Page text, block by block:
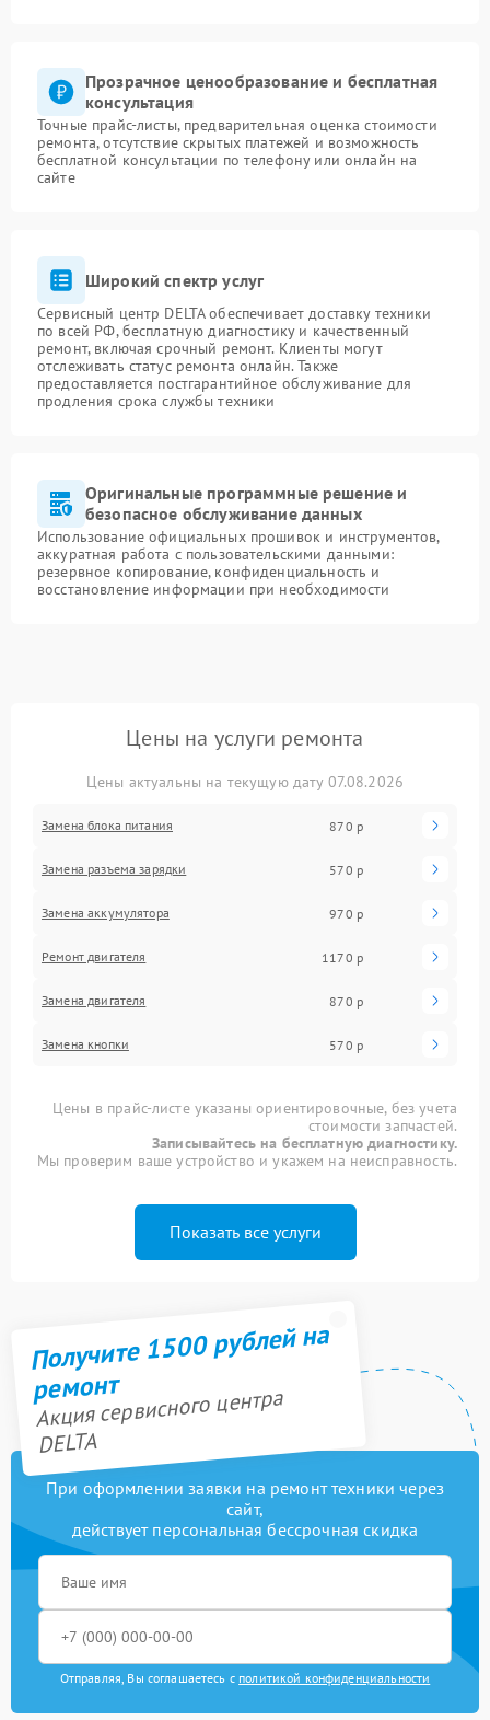
Прозрачное ценообразование и бесплатная
консультация
Точные прайс-листы, предварительная оценка стоимости
ремонта, отсутствие скрытых платежей и возможность
бесплатной консультации по телефону или онлайн на
сайте
Широкий спектр услуг
Сервисный центр DELTA обеспечивает доставку техники
по всей РФ, бесплатную диагностику и качественный
ремонт, включая срочный ремонт. Клиенты могут
отслеживать статус ремонта онлайн. Также
предоставляется постгарантийное обслуживание для
продления срока службы техники
Оригинальные программные решение и
безопасное обслуживание данных
Использование официальных прошивок и инструментов,
аккуратная работа с пользовательскими данными:
резервное копирование, конфиденциальность и
восстановление информации при необходимости
Цены на услуги ремонта
Цены актуальны на текущую дату 07.08.2026
Замена блока питания 870 р
Замена разъема зарядки 570 р
Замена аккумулятора 970 р
Ремонт двигателя 1170 р
Замена двигателя 870 р
Замена кнопки 570 р
Цены в прайс-листе указаны ориентировочные, без учета
стоимости запчастей.
Записывайтесь на бесплатную диагностику.
Мы проверим ваше устройство и укажем на неисправность.
Показать все услуги
Получите 1500 рублей на
ремонт
Акция сервисного центра
DELTA
При оформлении заявки на ремонт техники через
сайт,
действует персональная бессрочная скидка
Отправляя, Вы соглашаетесь с политикой конфиденциальности